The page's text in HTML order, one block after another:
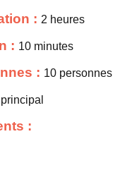
:2 heures
: 10 minutes
: 10 personnes
: